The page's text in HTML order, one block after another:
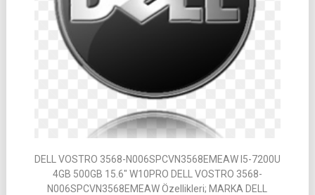
DELL VOSTRO 3568-N006SPCVN3568EMEAW I5-7200U
4GB 500GB 15.6″ W10PRO DELL VOSTRO 3568-
N006SPCVN3568EMEAW Özellikleri; MARKA DELL